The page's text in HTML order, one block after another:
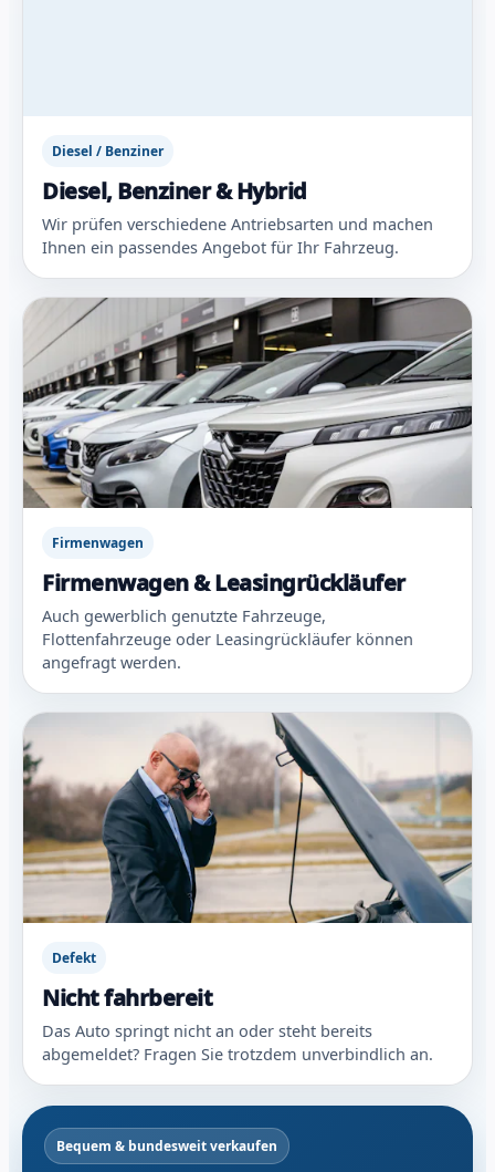
Diesel / Benziner
Diesel, Benziner & Hybrid
Wir prüfen verschiedene Antriebsarten und machen
Ihnen ein passendes Angebot für Ihr Fahrzeug.
Firmenwagen
Firmenwagen & Leasingrückläufer
Auch gewerblich genutzte Fahrzeuge,
Flottenfahrzeuge oder Leasingrückläufer können
angefragt werden.
Defekt
Nicht fahrbereit
Das Auto springt nicht an oder steht bereits
abgemeldet? Fragen Sie trotzdem unverbindlich an.
Bequem & bundesweit verkaufen